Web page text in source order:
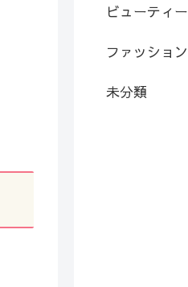
ビューティー
ファッション
未分類